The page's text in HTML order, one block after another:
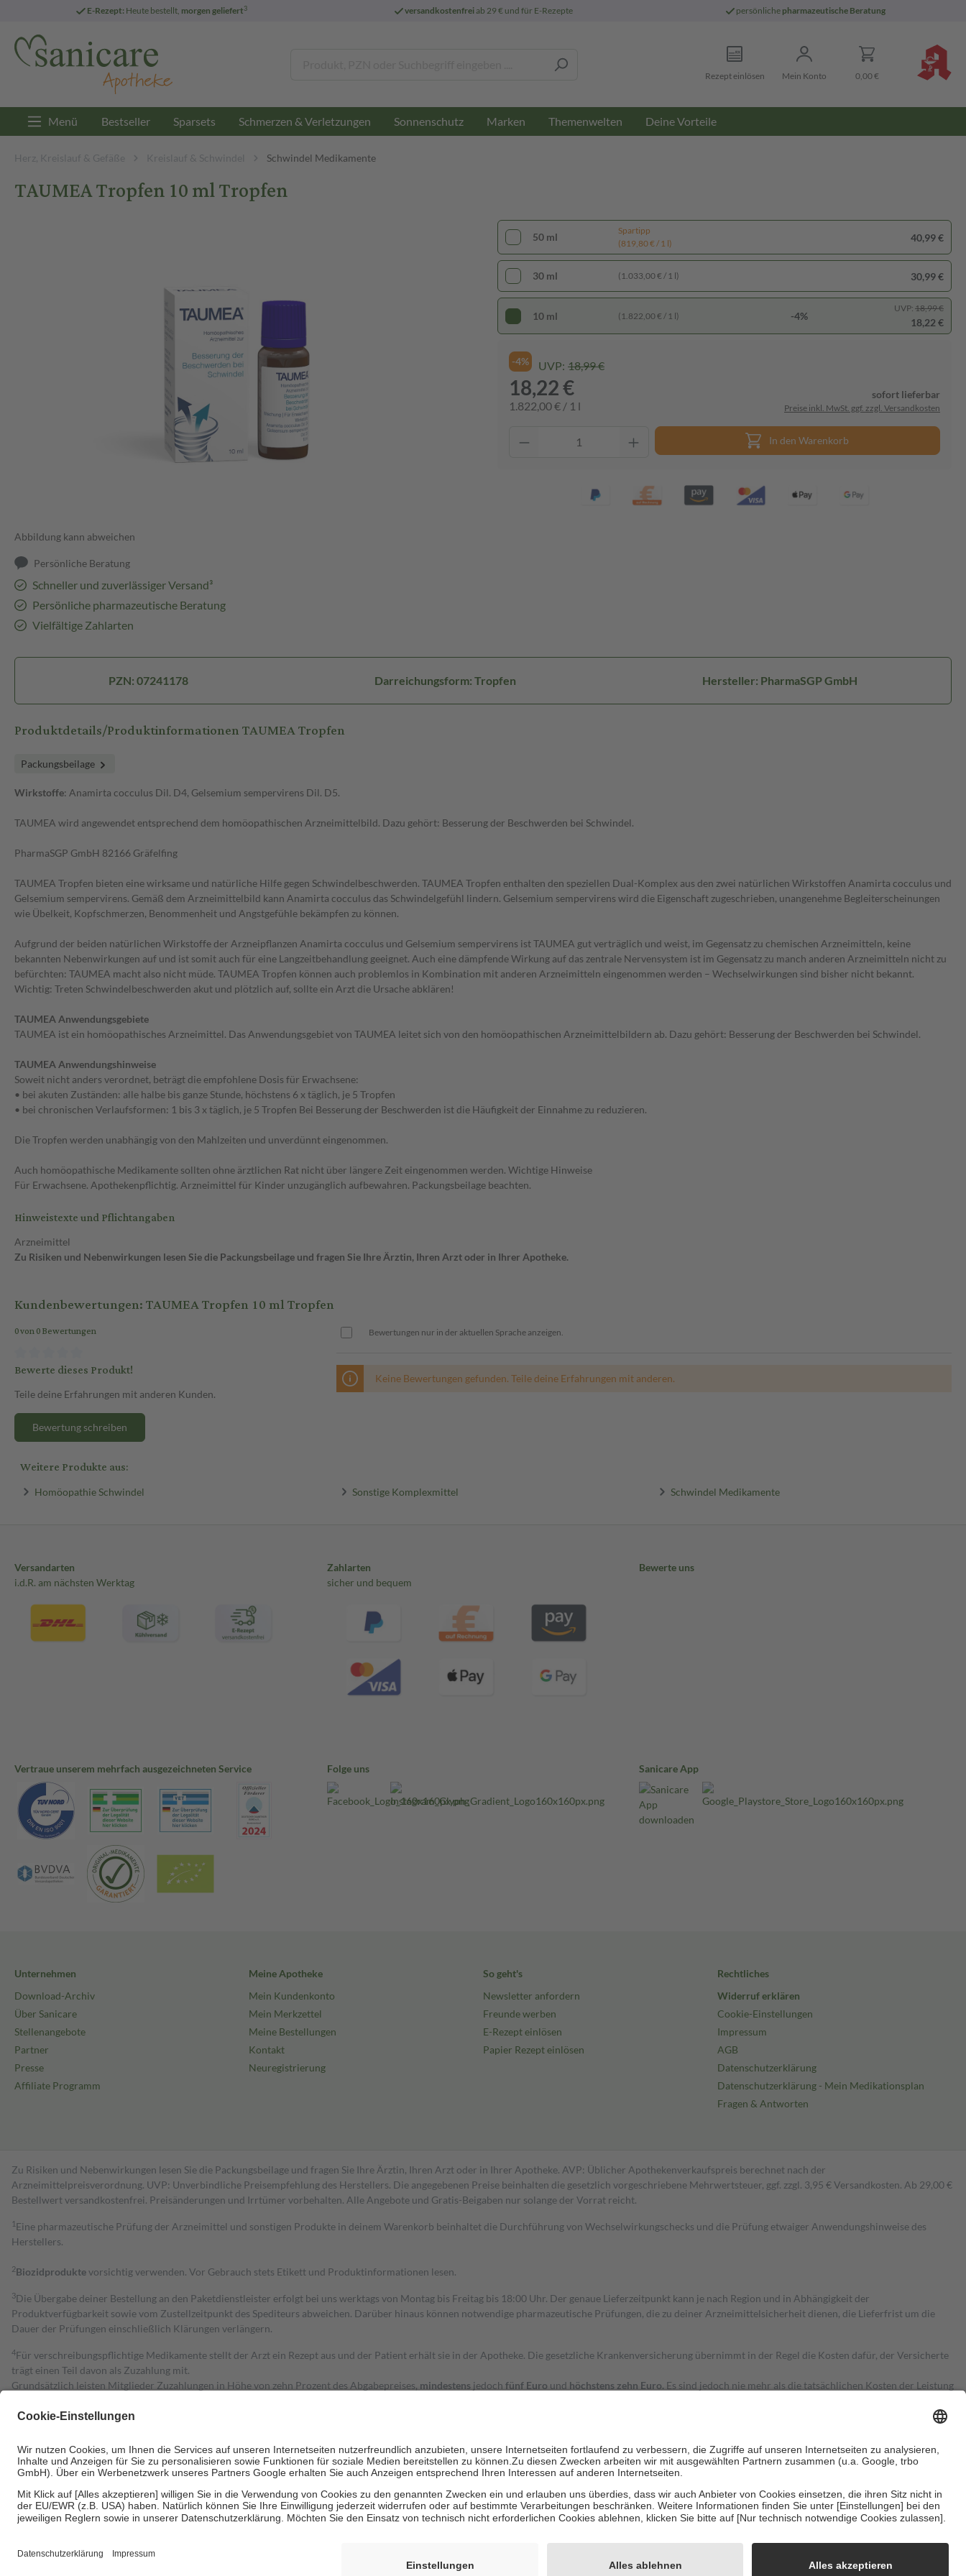
E-Rezept: Heute bestellt, morgen geliefert3 versandkostenfreiab 29 € und für E-Rezepte persönliche pharmazeutische Beratung
Rezept einlösen Mein Konto 0,00 €
Menü Bestseller Sparsets Schmerzen & Verletzungen Sonnenschutz Marken Themenwelten Deine Vorteile
Herz, Kreislauf & Gefäße Kreislauf & Schwindel Schwindel Medikamente
TAUMEA Tropfen 10 ml Tropfen
Abbildung kann abweichen
Persönliche Beratung
Schneller und zuverlässiger Versand³
Persönliche pharmazeutische Beratung
Vielfältige Zahlarten
50 ml
Spartipp
(819,80 € / 1 l)
40,99 €
30 ml (1.033,00 € / 1 l) 30,99 €
10 ml (1.822,00 € / 1 l) -4%
UVP: 18,99 €
18,22 €
-4% UVP: 18,99 €
18,22 €
1.822,00 € / 1 l
sofort lieferbar
Preise inkl. MwSt. ggf. zzgl. Versandkosten
In den Warenkorb
PZN: 07241178 Darreichungsform: Tropfen Hersteller: PharmaSGP GmbH
Produktdetails/Produktinformationen TAUMEA Tropfen
Packungsbeilage
Wirkstoffe: Anamirta cocculus Dil. D4, Gelsemium sempervirens Dil. D5.
TAUMEA wird angewendet entsprechend dem homöopathischen Arzneimittelbild. Dazu gehört: Besserung der Beschwerden bei Schwindel.
PharmaSGP GmbH 82166 Gräfelfing
TAUMEA Tropfen bieten eine wirksame und natürliche Hilfe gegen Schwindelbeschwerden. TAUMEA Tropfen enthalten den speziellen Dual-Komplex aus den zwei natürlichen Wirkstoffen Anamirta cocculus und
Gelsemium sempervirens. Gemäß dem Arzneimittelbild kann Anamirta cocculus das Schwindelgefühl lindern. Gelsemium sempervirens wird die Eigenschaft zugeschrieben, unangenehme Begleiterscheinungen
wie Übelkeit, Kopfschmerzen, Benommenheit und Angstgefühle bekämpfen zu können.
Aufgrund der beiden natürlichen Wirkstoffe der Arzneipflanzen Anamirta cocculus und Gelsemium sempervirens ist TAUMEA gut verträglich und weist, im Gegensatz zu chemischen Arzneimitteln, keine
bekannten Nebenwirkungen auf und ist somit auch für eine Langzeitbehandlung geeignet. Auch eine dämpfende Wirkung auf das zentrale Nervensystem ist im Gegensatz zu manch anderen Arzneimitteln nicht zu
befürchten: TAUMEA macht also nicht müde. TAUMEA Tropfen können auch problemlos in Kombination mit anderen Arzneimitteln eingenommen werden – Wechselwirkungen sind bisher nicht bekannt.
Wichtig: Treten Schwindelbeschwerden akut und plötzlich auf, sollte ein Arzt die Ursache abklären!
TAUMEA Anwendungsgebiete
TAUMEA ist ein homöopathisches Arzneimittel. Das Anwendungsgebiet von TAUMEA leitet sich von den homöopathischen Arzneimittelbildern ab. Dazu gehört: Besserung der Beschwerden bei Schwindel.
TAUMEA Anwendungshinweise
Soweit nicht anders verordnet, beträgt die empfohlene Dosis für Erwachsene:
• bei akuten Zuständen: alle halbe bis ganze Stunde, höchstens 6 x täglich, je 5 Tropfen
• bei chronischen Verlaufsformen: 1 bis 3 x täglich, je 5 Tropfen Bei Besserung der Beschwerden ist die Häufigkeit der Einnahme zu reduzieren.
Die Tropfen werden unabhängig von den Mahlzeiten und unverdünnt eingenommen.
Auch homöopathische Medikamente sollten ohne ärztlichen Rat nicht über längere Zeit eingenommen werden. Wichtige Hinweise
Für Erwachsene. Apothekenpflichtig. Arzneimittel für Kinder unzugänglich aufbewahren. Packungsbeilage beachten.
Hinweistexte und Pflichtangaben
Arzneimittel
Zu Risiken und Nebenwirkungen lesen Sie die Packungsbeilage und fragen Sie Ihre Ärztin, Ihren Arzt oder in Ihrer Apotheke.
Kundenbewertungen: TAUMEA Tropfen 10 ml Tropfen
0 von 0 Bewertungen
Bewerte dieses Produkt!
Teile deine Erfahrungen mit anderen Kunden.
Bewertung schreiben
Bewertungen nur in der aktuellen Sprache anzeigen.
Keine Bewertungen gefunden. Teile deine Erfahrungen mit anderen.
Weitere Produkte aus:
Homöopathie Schwindel Sonstige Komplexmittel Schwindel Medikamente
Versandarten
i.d.R. am nächsten Werktag
Zahlarten
sicher und bequem
Bewerte uns
Vertraue unserem mehrfach ausgezeichneten Service Folge uns Sanicare App
Unternehmen
Download-Archiv
Über Sanicare
Stellenangebote
Partner
Presse
Affiliate Programm
Meine Apotheke
Mein Kundenkonto
Mein Merkzettel
Meine Bestellungen
Kontakt
Neuregistrierung
So geht's
Newsletter anfordern
Freunde werben
E-Rezept einlösen
Papier Rezept einlösen
Rechtliches
Widerruf erklären
Cookie-Einstellungen
Impressum
AGB
Datenschutzerklärung
Datenschutzerklärung - Mein Medikationsplan
Fragen & Antworten
Zu Risiken und Nebenwirkungen lesen Sie die Packungsbeilage und fragen Sie Ihre Ärztin, Ihren Arzt oder in Ihrer Apotheke. AVP: Üblicher Apothekenverkaufspreis berechnet nach der
Arzneimittelpreisverordnung. UVP: Unverbindliche Preisempfehlung des Herstellers. Die angegebenen Preise beinhalten die gesetzlich vorgeschriebene Mehrwertsteuer, ggf. zzgl. 3,95 € Versandkosten. Ab 29,00 €
Bestell­wert versand­kosten­frei. Preisänderungen und Irrtümer vorbehalten. Alle Angebote und Gratis-Beigaben nur solange der Vorrat reicht.
1 Eine pharmazeutische Prüfung der Arzneimittel und sonstigen Produkte in deinem Warenkorb beinhaltet die Durchführung von Wechselwirkungschecks und die Prüfung etwaiger Anwendungshinweise des
Herstellers.
2Biozidproduktevorsichtig verwenden. Vor Gebrauch stets Etikett und Produktinformationen lesen.
3Die Übergabe deiner Bestellung an den Paketdienstleister erfolgt bei uns werktags von Montag bis Freitag bis 18:00 Uhr. Der genaue Lieferzeitpunkt kann je nach Region und in Abhängigkeit der
Produktverfügbarkeit sowie vom Zustellzeitpunkt des Spediteurs abweichen. Darüber hinaus können notwendige pharmazeutische Prüfungen, die zu deiner Arzneimittelsicherheit dienen, die Lieferfrist um die
Dauer der Prüfungen einschließlich Klärungen verlängern.
4Für verschreibungspflichtige Medikamente stellt der Arzt ein Rezept aus und der Patient erhält sie in der Apotheke. Die gesetzliche Krankenversicherung übernimmt in der Regel die Kosten dafür, der Versicherte
trägt einen Teil davon als Zuzahlung mit.
Grundsätzlich leisten Mitglieder Zuzahlungen in Höhe von zehn Prozent des Abgabepreises, mindestens jedoch fünf Euro und höchstens zehn Euro. Es sind jedoch nie mehr als die tatsächlichen Kosten der Leistung
Diese Regeln gelten grundsätzlich auch für Online-Apotheken.
Um das Engagement der Versicherten für ihre eigene Gesundheit zu stärken und die besondere Stellung der Familie zu unterstützen, fallenkeine Zuzahlungen an bei:
• Kindern und Jugendlichen bis zum vollendeten 18. Lebensjahr mit Ausnahme der Fahrkosten
• Untersuchungen zur Vorsorge und Früherkennung, die von der GKV getragen werden
• empfohlenen Schutzimpfungen
• Harn- und Blutteststreifen
Informationen findest du hier: https://help.etrusted.com/hc/de/articles/4419944605341